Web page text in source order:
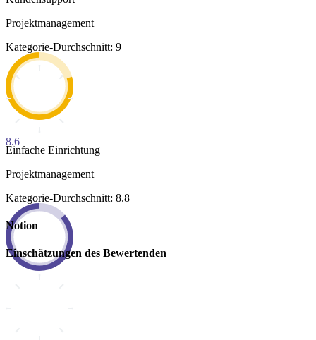
Projektmanagement
Kategorie-Durchschnitt: 9
8.6
Einfache Einrichtung
Projektmanagement
Kategorie-Durchschnitt: 8.8
Notion
Einschätzungen des Bewertenden